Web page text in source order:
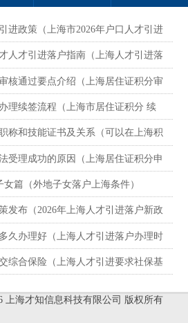
进政策（上海市2026年户口人才引进
人才引进落户指南（上海人才引进落
核通过要点介绍（上海居住证积分审
理续签流程（上海市居住证积分 续
称和技能证书及关系（可以在上海积
受理成功的原因（上海居住证积分申
篇（外地子女落户上海条件）
发布（2026年上海人才引进落户新政
久办理好（上海人才引进落户办理时
综合保险（上海人才引进要求社保基
上海才知信息科技有限公司 版权所有